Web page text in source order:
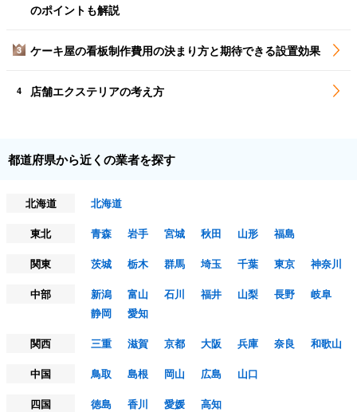
のポイントも解説
3 ケーキ屋の看板制作費用の決まり方と期待できる設置効果
4 店舗エクステリアの考え方
都道府県から近くの業者を探す
北海道
北海道
東北
青森 岩手 宮城 秋田 山形
福島
関東
茨城 栃木 群馬 埼玉 千葉 東京
神奈川
中部
新潟 富山 石川 福井 山梨 長野
岐阜
静岡
愛知
関西
三重 滋賀 京都 大阪 兵庫 奈良
和歌山
中国
鳥取 島根 岡山 広島
山口
四国
徳島 香川 愛媛
高知